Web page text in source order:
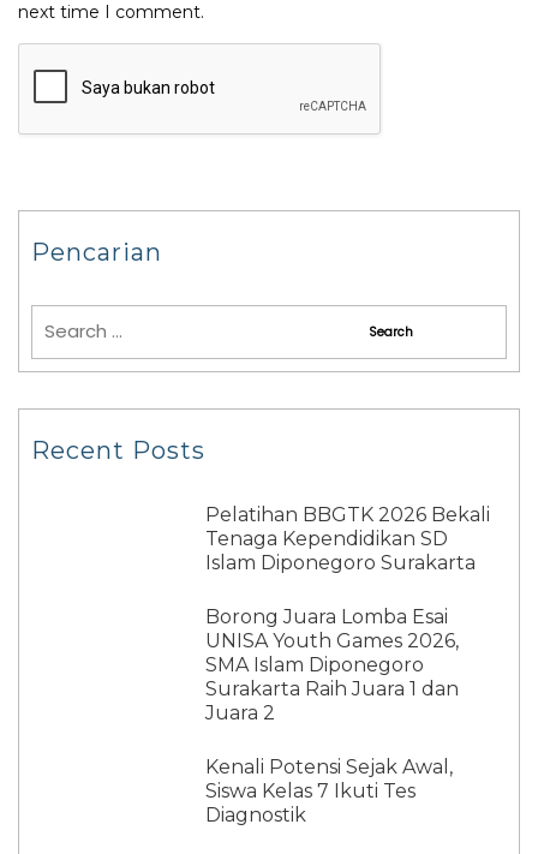
next time I comment.
Pencarian
Recent Posts
Pelatihan BBGTK 2026 Bekali
Tenaga Kependidikan SD
Islam Diponegoro Surakarta
Borong Juara Lomba Esai
UNISA Youth Games 2026,
SMA Islam Diponegoro
Surakarta Raih Juara 1 dan
Juara 2
Kenali Potensi Sejak Awal,
Siswa Kelas 7 Ikuti Tes
Diagnostik